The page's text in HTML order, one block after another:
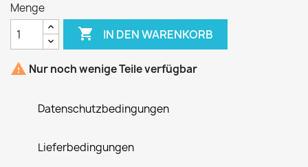
Menge
 IN DEN WARENKORB
 Nur noch wenige Teile verfügbar
Datenschutzbedingungen
Lieferbedingungen